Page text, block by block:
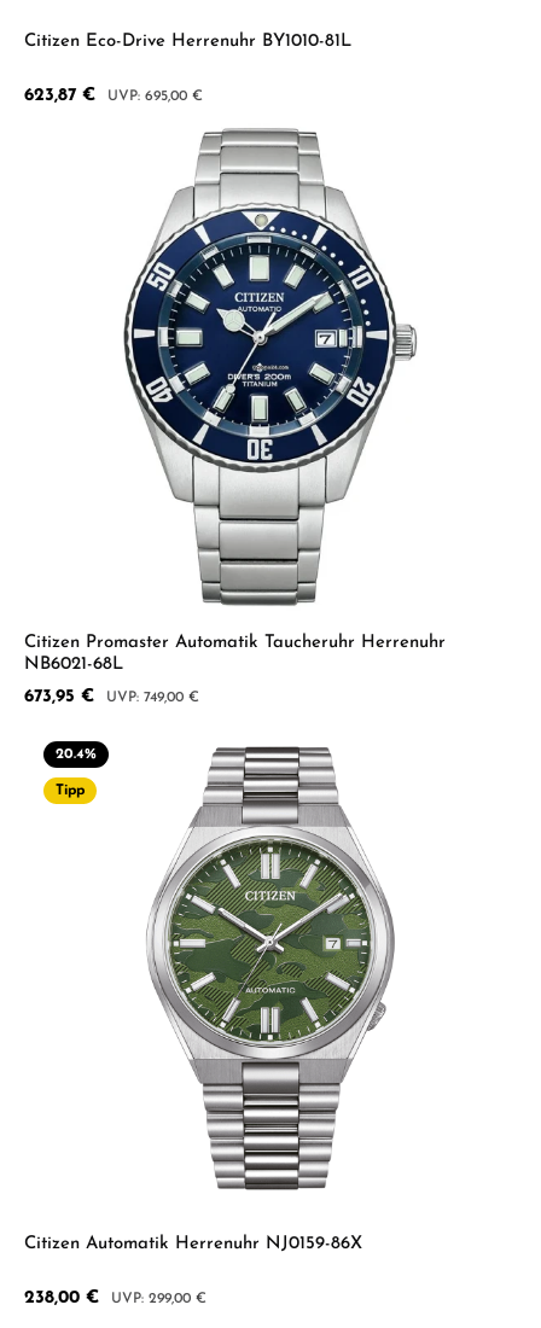
Citizen Eco-Drive Herrenuhr BY1010-81L
Verkaufspreis:
623,87 € Regulärer Preis:
695,00 €
Citizen Promaster Automatik Taucheruhr Herrenuhr
NB6021-68L
Verkaufspreis:
673,95 € Regulärer Preis:
749,00 €
20.4%
Tipp
Citizen Automatik Herrenuhr NJ0159-86X
Verkaufspreis:
238,00 € Regulärer Preis:
299,00 €